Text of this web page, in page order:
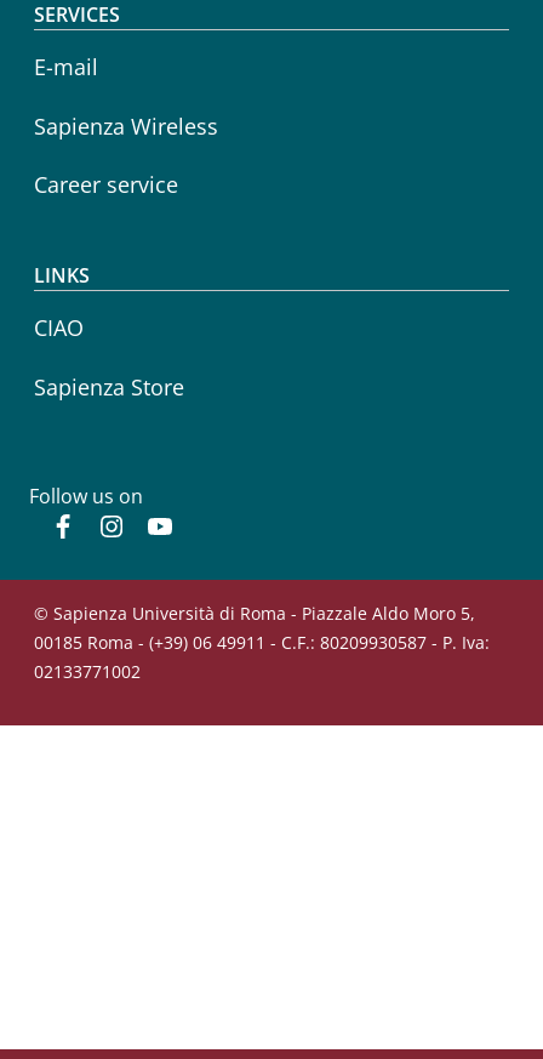
SERVICES
E-mail
Sapienza Wireless
Career service
LINKS
CIAO
Sapienza Store
Follow us on
FacebookInstagram
© Sapienza Università di Roma - Piazzale Aldo Moro 5,
00185 Roma - (+39) 06 49911 - C.F.: 80209930587 - P. Iva:
02133771002